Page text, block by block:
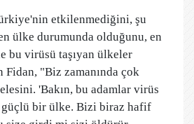
etkilenmediğini, şu
ülke durumunda olduğunu, en
bu virüsü taşıyan ülkeler
"Biz zamanında çok
'Bakın, bu adamlar virüs
bir ülke. Bizi biraz hafif